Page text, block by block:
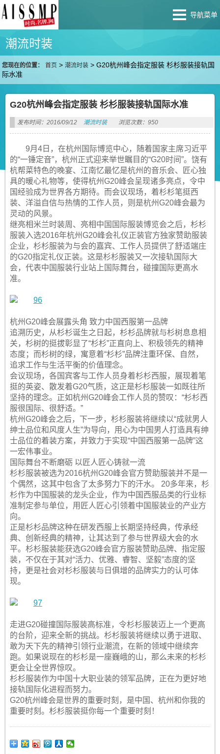
导航菜单
潮流时装
您现在的位置： 首页 >潮流时装 >G20杭州峰会指定服装 杉杉服装接轨国
际水准
G20杭州峰会指定服装 杉杉服装接轨国际水准
发布时间：2016/09/12 潮流时装 浏览次数：950
9月4日，在杭州国际博览中心，随着国家主席习近平
的“一锤定音”，杭州正式迎来举世瞩目的“G20时间”。饶有
杭帮菜特色的晚宴、江南忆最忆是杭州的音乐会、匠心独
具的暖心礼物等，使得杭州G20峰会呈现诸多亮点，令中
国经验成为世界各方期待。而会议现场，着杉杉笔挺西
装、洋溢自信与热情的工作人员，则是杭州G20峰会最为
灵动的风景。
继亮相米兰时装周、亮相中国国际服装博览会之后，杉杉
服装入选2016年杭州G20峰会礼仪正装官方独家赞助服装
企业，杉杉服装为与会的嘉宾、工作人员提供了舒适端庄
的G20指定礼仪正装。这是杉杉服装又一次接轨国际大
会，代表中国服装行业站上国际舞台，碰撞国际更高水
准。
杭州G20峰会展露头角 致力中国西服第一品牌
追溯历史，从杉杉诞生之日起，杉杉品牌就与杉树息息相
关，杉树的挺拔彰显了“杉杉”正直向上、积极领先的精神
态度；而杉树的绿，寓意着“杉杉”品牌注重环保、自然，
追求工作与生活平衡的价值理念。
会议现场，各国宾客与工作人员身着杉杉西服，展现着笔
挺的英姿、散发着G20气质，这正是杉杉服装一如既往所
坚持的理念。正如杭州G20峰会工作人员的赞叹：“杉杉西
服很国际、很舒适。”
杭州G20峰会之后，下一步，杉杉服装将继续以“成就男人
绅士品位和风度人生”为导向，用心为中国男人打造具有绅
士品位的着装方案，并致力于实现“中国西服第一品牌”这
一宏伟事业。
国际舞台不断磨砺 以匠人匠心铸就一流
杉杉服装被选为2016杭州G20峰会官方赞助服装并不是一
个偶然，这其中包含了太多努力下的汗水。 20多年来，杉
杉作为中国服装的龙头企业，作为中国西服品类的行业标
准制定参与单位，用匠人匠心引领着中国服装业的产业方
向。
正是杉杉品牌这种在研发西服上长期坚持经典，传承经
典、创新经典的精神，让其达到了参与世界级大会的水
平。杉杉服装能获选G20峰会官方服装赞助品牌、指定服
装，不仅在于其对“活力、优雅、睿智、坚毅”态度的坚
持，更是社会对杉杉服装与日俱增的品牌实力的认可体
现。
走进G20碰撞国际服装高标准，令杉杉服装迈上一个更高
的台阶，迎来全新的挑战。杉杉服装将继续以勇于进取、
敢为天下先的精神引领行业潮流，在新的领域中继续奔
跑。如果说现在的杉杉是一座巍峨的山，那么未来的杉杉
更会让全世界惊叹。
杉杉服装作为中国十大职业装的领军品牌，正在为更好地
接轨国际化进程而努力。
G20杭州峰会是世界的重要时刻，是中国、杭州和你我的
重要时刻。杉杉服装挺你每一个重要时刻！